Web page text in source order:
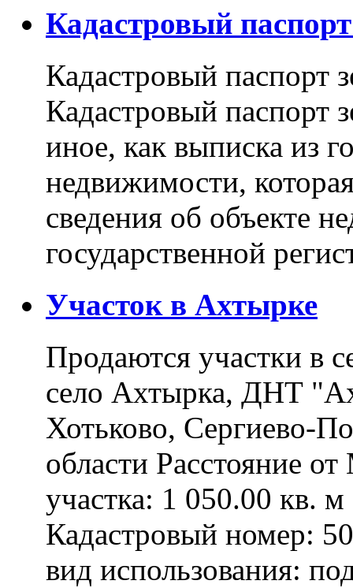
Кадастровый
Кадастровый паспорт
Кадастровый паспорт
иное, как выписка из
недвижимости,
сведения об объекте
государственной
Участок в Ахтырке
Продаются участки в
село Ахтырка, ДНТ
Хотьково, Сергиево-
области Расстояние
участка: 1 050.00 кв.
Кадастровый номер:
вид использования: